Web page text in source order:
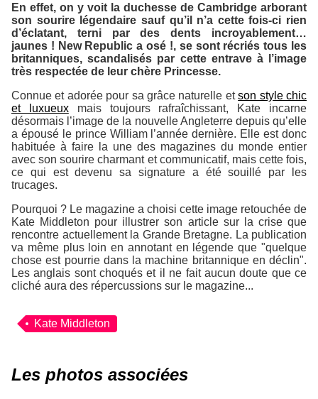
En effet, on y voit la duchesse de Cambridge arborant
son sourire légendaire sauf qu’il n’a cette fois-ci rien
d’éclatant, terni par des dents incroyablement…
jaunes ! New Republic a osé !, se sont récriés tous les
britanniques, scandalisés par cette entrave à l’image
très respectée de leur chère Princesse.
Connue et adorée pour sa grâce naturelle etson style chic
et luxueuxmais toujours rafraîchissant, Kate incarne
désormais l’image de la nouvelle Angleterre depuis qu’elle
a épousé le prince William l’année dernière. Elle est donc
habituée à faire la une des magazines du monde entier
avec son sourire charmant et communicatif, mais cette fois,
ce qui est devenu sa signature a été souillé par les
trucages.
Pourquoi ? Le magazine a choisi cette image retouchée de
Kate Middleton pour illustrer son article sur la crise que
rencontre actuellement la Grande Bretagne. La publication
va même plus loin en annotant en légende que "quelque
chose est pourrie dans la machine britannique en déclin".
Les anglais sont choqués et il ne fait aucun doute que ce
cliché aura des répercussions sur le magazine...
Kate Middleton
Les photos associées